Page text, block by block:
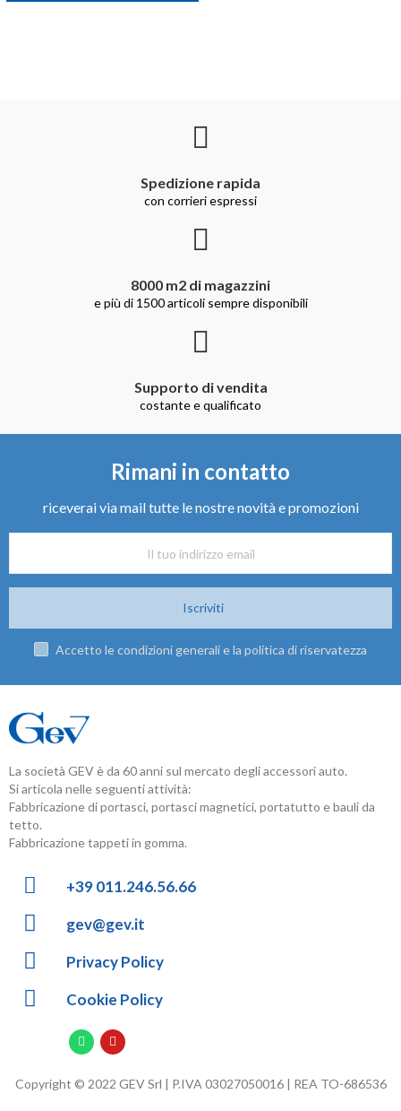
Spedizione rapida
con corrieri espressi
8000 m2 di magazzini
e più di 1500 articoli sempre disponibili
Supporto di vendita
costante e qualificato
Rimani in contatto
riceverai via mail tutte le nostre novità e promozioni
Iscriviti
Accetto le condizioni generali e la politica di riservatezza
La società GEV è da 60 anni sul mercato degli accessori auto.
Si articola nelle seguenti attività:
Fabbricazione di portasci, portasci magnetici, portatutto e bauli da
tetto.
Fabbricazione tappeti in gomma.
+39 011.246.56.66
gev@gev.it
Privacy Policy
Cookie Policy
Copyright © 2022 GEV Srl | P.IVA 03027050016 | REA TO-686536